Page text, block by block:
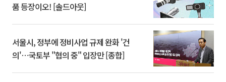
품 등장이오! [솔드아웃]
서울시, 정부에 정비사업 규제 완화 '건
의'⋯국토부 "협의 중" 입장만 [종합]